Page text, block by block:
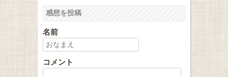
感想を投稿
名前
コメント